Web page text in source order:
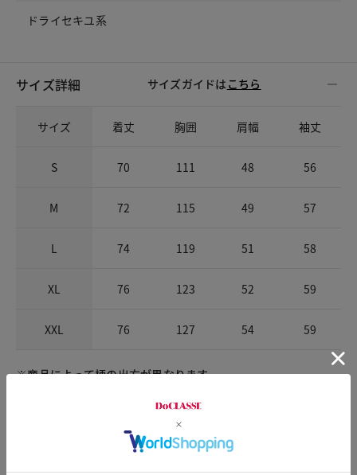
ドライセキユ系
サイズ詳細 サイズガイドは こちら
サイズ 着丈 胸囲 肩幅 袖丈
S 70 111 48 56
M 72 115 49 57
L 74 119 51 58
XL 76 123 52 59
XXL 76 127 54 59
※商品によって柄の出方が異なります。
お店で試着する